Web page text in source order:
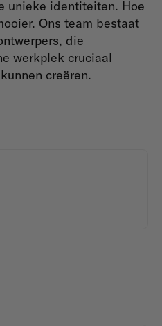
unieke identiteiten. Hoe
Ons team bestaat
die
werkplek cruciaal
creëren.